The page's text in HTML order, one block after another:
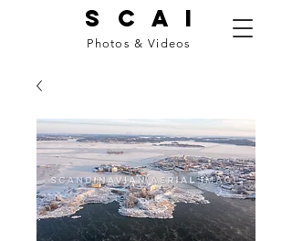
S C A I
Photos & Videos